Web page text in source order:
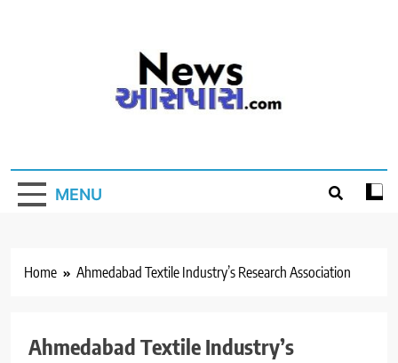
MENU
Home Ahmedabad Textile Industry’s Research Association
Ahmedabad Textile Industry’s